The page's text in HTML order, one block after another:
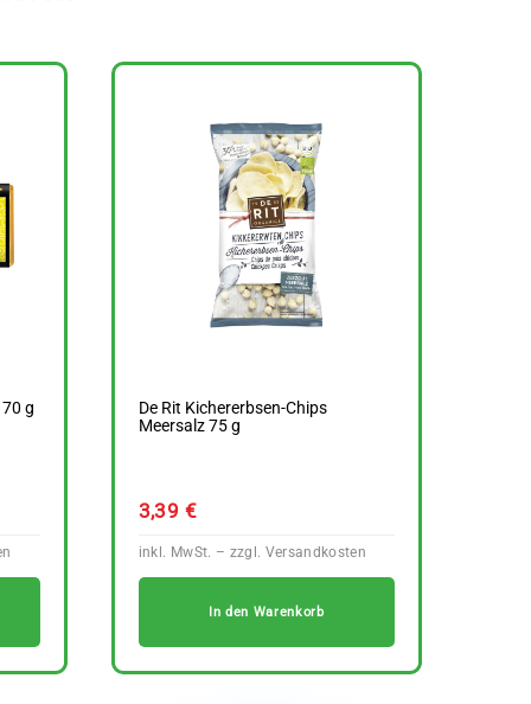
g
De Rit Kichererbsen-Chips
Meersalz 75 g
3,39 €
In den Warenkorb